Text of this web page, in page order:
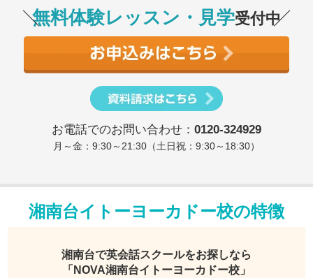
無料体験レッスン・見学受付中
お電話でのお問い合わせ： 0120-324929
月～金：9:30～21:30（土日祝：9:30～18:30）
湘南台イトーヨーカドー校の特徴
湘南台で英会話スクールをお探しなら
「NOVA湘南台イトーヨーカドー校」